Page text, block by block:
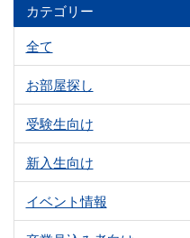
カテゴリー
全て
お部屋探し
受験生向け
新入生向け
イベント情報